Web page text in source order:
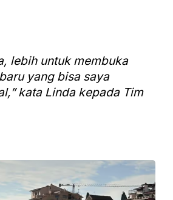
lebih untuk membuka
yang bisa saya
kata Linda kepada Tim